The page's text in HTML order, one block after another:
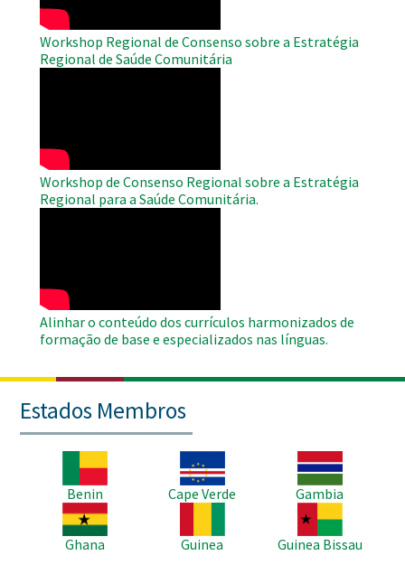
Workshop Regional de Consenso sobre a Estratégia
Regional de Saúde Comunitária
Workshop de Consenso Regional sobre a Estratégia
Regional para a Saúde Comunitária.
Alinhar o conteúdo dos currículos harmonizados de
formação de base e especializados nas línguas.
Estados Membros
Benin
Imagem
Cape Verde
Imagem
Gambia
Imagem
Ghana
Guinea
Imagem
Guinea Bissau